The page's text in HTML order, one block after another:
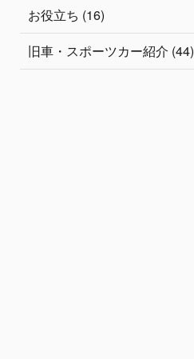
お役立ち (16)
旧車・スポーツカー紹介 (44)